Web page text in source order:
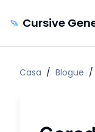
Cursive
Casa / Blogue /